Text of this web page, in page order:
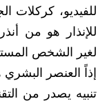
للفيديو، كركلات
للإنذار هو من
لغير الشخص
إذاً العنصر
تنبيه يصدر من